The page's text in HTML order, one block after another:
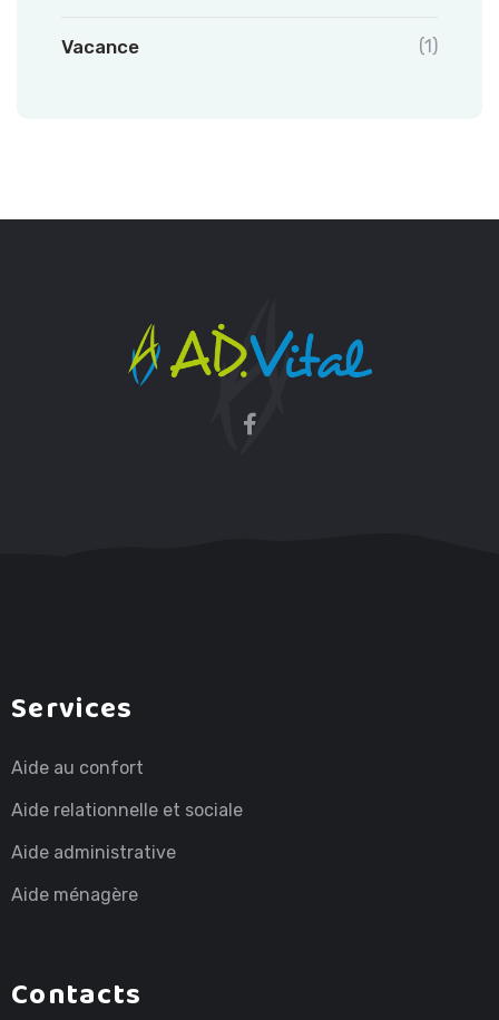
Vacance (1)
Services
Aide au confort
Aide relationnelle et sociale
Aide administrative
Aide ménagère
Contacts